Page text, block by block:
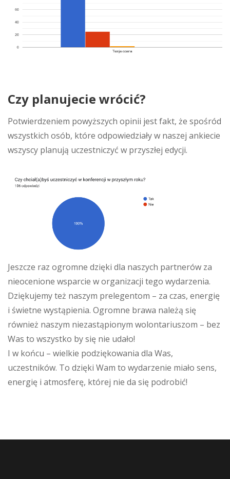
Czy planujecie wrócić?
Potwierdzeniem powyższych opinii jest fakt, że spośród
wszystkich osób, które odpowiedziały w naszej ankiecie
wszyscy planują uczestniczyć w przyszłej edycji.
Jeszcze raz ogromne dzięki dla naszych partnerów za
nieocenione wsparcie w organizacji tego wydarzenia.
Dziękujemy też naszym prelegentom – za czas, energię
i świetne wystąpienia. Ogromne brawa należą się
również naszym niezastąpionym wolontariuszom – bez
Was to wszystko by się nie udało!
I w końcu – wielkie podziękowania dla Was,
uczestników. To dzięki Wam to wydarzenie miało sens,
energię i atmosferę, której nie da się podrobić!